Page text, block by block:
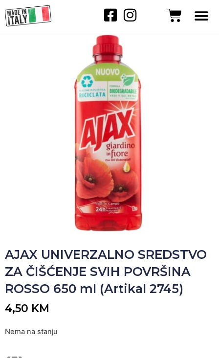
AJAX UNIVERZALNO SREDSTVO
ZA ČIŠĆENJE SVIH POVRŠINA
ROSSO 650 ml (Artikal 2745)
4,50 KM
Nema na stanju